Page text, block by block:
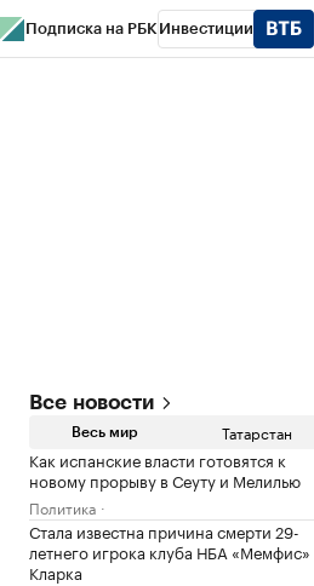
Подписка на РБК Инвестиции
Все новости
Весь мир Татарстан
Как испанские власти готовятся к
новому прорыву в Сеуту и Мелилью
Политика
Стала известна причина смерти 29-
летнего игрока клуба НБА «Мемфис»
Кларка